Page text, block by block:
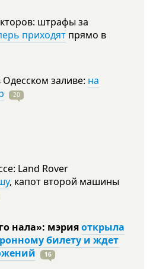
штрафы за
приходят прямо в
Одесском заливе: на
20
Land Rover
, капот второй машины
нала»: мэрияоткрыла
билету и ждет
16